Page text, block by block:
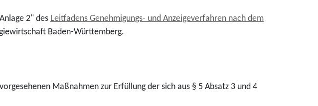
2" des Leitfadens Genehmigungs- und Anzeigeverfahren nach dem
Baden-Württemberg.
Maßnahmen zur Erfüllung der sich aus § 5 Absatz 3 und 4